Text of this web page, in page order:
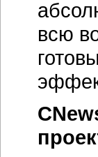
всю